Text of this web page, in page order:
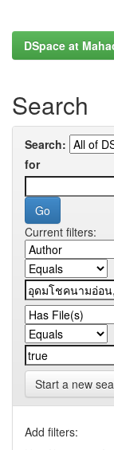
DSpace at
Search
Search:
for
Current filters:
Start a new
Add filters: